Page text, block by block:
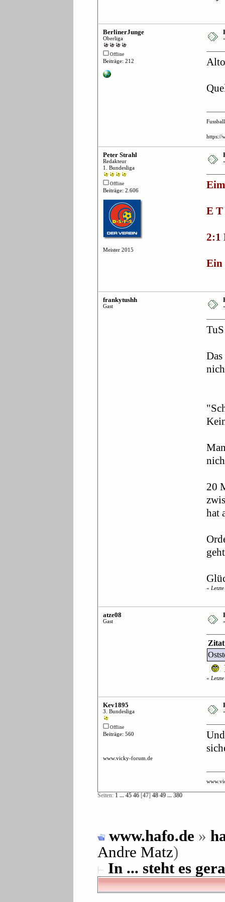
BerlinerJunge
Oberliga
Offline
Beiträge: 212
https://
Peter Strahl
Redakteur
1. Bundesliga
Offline
Beiträge: 2.606
Meister 2015
E
2:1
Ein
frankytushh
Gast
20
hat
«
atze08
Gast
«
Kev1895
3. Bundesliga
Offline
Beiträge: 560
www.vicky-forum.de
Seiten: 1 ... 45 46[ 47] 48 49 ... 380
www.hafo.de »
Andre Matz)
In ... steht es